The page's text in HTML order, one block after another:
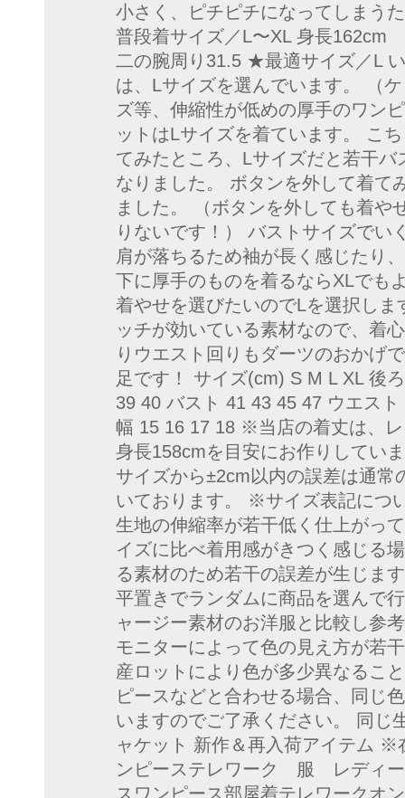
小さく、ピチピチになってしまう
普段着サイズ／L〜XL 身長
二の腕周り31.5 ★最適サイズ／L
は、Lサイズを選んでいます。 （
ズ等、伸縮性が低めの厚手のワン
ットはLサイズを着ています。 こ
てみたところ、Lサイズだと若干
なりました。 ボタンを外して着て
ました。 （ボタンを外しても着や
りないです！） バストサイズでい
肩が落ちるため袖が長く感じたり
下に厚手のものを着るならXLでも
着やせを選びたいのでLを選択し
ッチが効いている素材なので、着
りウエスト回りもダーツのおかげ
足です！ サイズ(cm) S M L XL 後
39 40 バスト 41 43 45 47 ウエス
幅 15 16 17 18 ※当店の着丈は、
身長158cmを目安にお作りしてい
サイズから±2cm以内の誤差は通
いております。 ※サイズ表記につ
生地の伸縮率が若干低く仕上がっ
イズに比べ着用感がきつく感じる
る素材のため若干の誤差が生じま
平置きでランダムに商品を選んで
ャージー素材のお洋服と比較し参
モニターによって色の見え方が若
産ロットにより色が多少異なるこ
ピースなどと合わせる場合、同じ
いますのでご了承ください。 同じ
ャケット 新作＆再入荷アイテム
ンピーステレワーク 服 レディ
スワンピース部屋着テレワークオ